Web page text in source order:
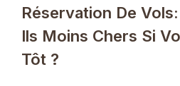
Réservation De
Ils Moins Chers Si
Tôt ?